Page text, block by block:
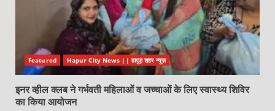
Featured Hapur City News || हापुड़ शहर न्यूज़
इनर व्हील क्लब ने गर्भवती महिलाओं व जच्चाओं के लिए स्वास्थ्य शिविर
का किया आयोजन